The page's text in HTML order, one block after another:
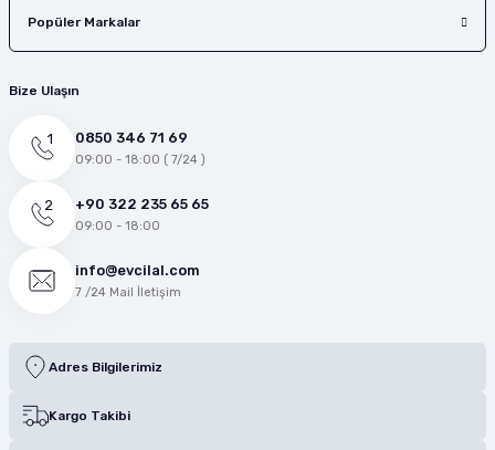
Popüler Markalar
Bize Ulaşın
0850 346 71 69
09:00 - 18:00 ( 7/24 )
+90 322 235 65 65
09:00 - 18:00
info@evcilal.com
7 /24 Mail İletişim
Adres Bilgilerimiz
Kargo Takibi